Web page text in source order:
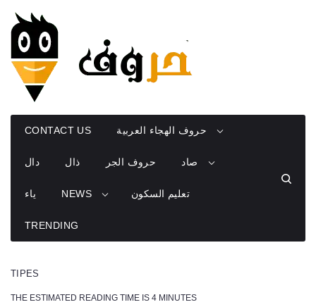
content
CONTACT US حروف الهجاء العربية
دال ذال حروف الجر صاد
ياء NEWS تعليم السكون
TRENDING
TIPES
THE ESTIMATED READING TIME IS 4 MINUTES